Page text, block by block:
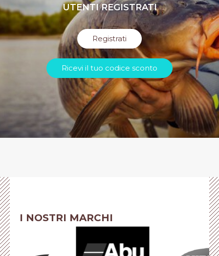
UTENTI REGISTRATI
Registrati
Ricevi il tuo codice sconto
I NOSTRI MARCHI